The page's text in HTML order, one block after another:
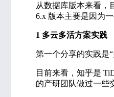
从数据库版本来看，
6.x 版本主要是因为
1 多云多活方案实践
第一个分享的实践是“
目前来看，知乎是
的产研团队做过一些